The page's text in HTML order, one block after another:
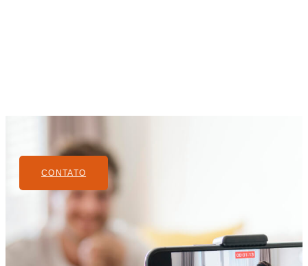
CONTATO